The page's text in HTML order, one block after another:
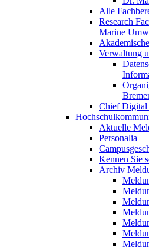
Alle
Research
Marine
Verwaltung
Chief
Aktuelle
Personalia
Kennen Sie
Archiv